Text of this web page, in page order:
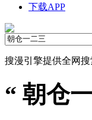
下载APP
搜漫引擎提供全网搜
“ 朝仓